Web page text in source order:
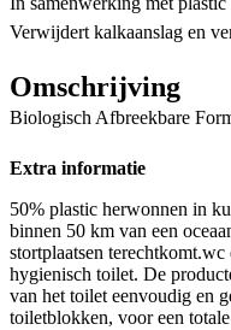
Verwijdert kalkaanslag en
Omschrijving
Biologisch Afbreekbare
Extra informatie
50% plastic herwonnen in
binnen 50 km van een
stortplaatsen
hygienisch toilet. De
van het toilet eenvoudig en
toiletblokken, voor een